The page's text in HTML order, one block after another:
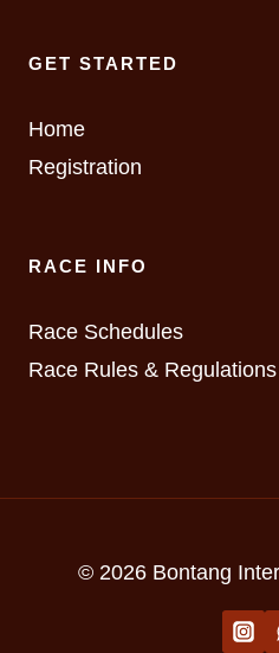
GET STARTED
Home
Registration
RACE INFO
Race Schedules
Race Rules & Regulations
© 2026 Bontang